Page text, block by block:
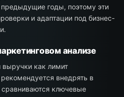
годы, поэтому эти
и адаптации под бизнес-
анализе
выручки как лимит
внедрять в
сравниваются ключевые